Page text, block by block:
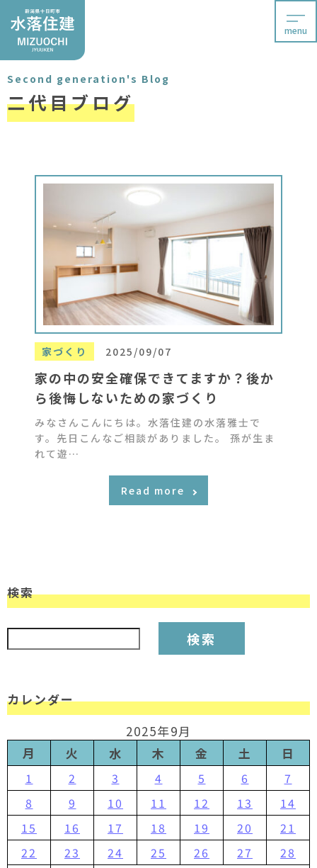
menu
Second generation's Blog
二代目ブログ
家づくり 2025/09/07
家の中の安全確保できてますか？後か
ら後悔しないための家づくり
みなさんこんにちは。水落住建の水落雅士で
す。先日こんなご相談がありました。 孫が生ま
れて遊…
Read more
検索
検索:
カレンダー
2025年9月
月
火 水 木 金 土 日
1 2 3 4 5 6
7
8
9 10 11 12 13
14
15
16 17 18 19 20
21
22
23 24 25 26 27
28